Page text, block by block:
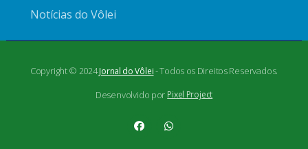
Notícias do Vôlei
Copyright © 2024Jornal do Vôlei- Todos os Direitos Reservados.
Desenvolvido por Pixel Project